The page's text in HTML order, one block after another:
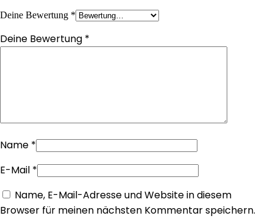
Deine Bewertung *
Deine Bewertung *
Name *
E-Mail *
Name, E-Mail-Adresse und Website in diesem
Browser für meinen nächsten Kommentar speichern.